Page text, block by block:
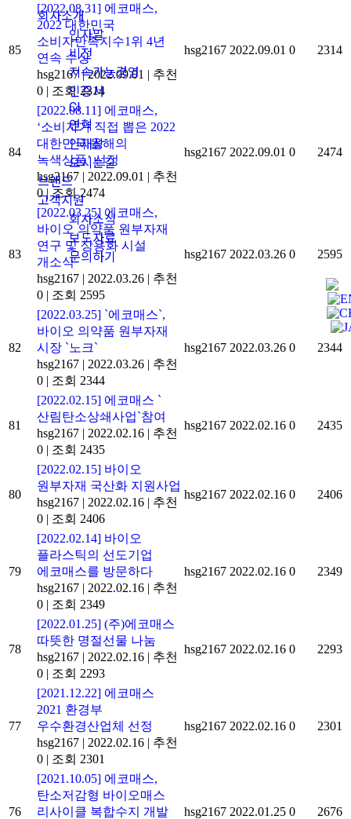
회사소개
인사말
비전
지속가능경영
인증서
CI
연혁
인재상
오시는길
브랜드
고객지원
회사소식
보도자료
문의하기
85
[2022.08.31] 에코매스,
2022 대한민국
소비자만족지수1위 4년
연속 수상
hsg2167 | 2022.09.01 | 추천
0 | 조회 2314
hsg2167 2022.09.01 0 2314
84
[2022.08.11] 에코매스,
‘소비자가 직접 뽑은 2022
대한민국 올해의
녹색상품’ 선정
hsg2167 | 2022.09.01 | 추천
0 | 조회 2474
hsg2167 2022.09.01 0 2474
83
[2022.03.25] 에코매스,
바이오 의약품 원부자재
연구 및 상용화 시설
개소식
hsg2167 | 2022.03.26 | 추천
0 | 조회 2595
hsg2167 2022.03.26 0 2595
82
[2022.03.25] `에코매스`,
바이오 의약품 원부자재
시장 `노크`
hsg2167 | 2022.03.26 | 추천
0 | 조회 2344
hsg2167 2022.03.26 0 2344
81
[2022.02.15] 에코매스 `
산림탄소상쇄사업`참여
hsg2167 | 2022.02.16 | 추천
0 | 조회 2435
hsg2167 2022.02.16 0 2435
80
[2022.02.15] 바이오
원부자재 국산화 지원사업
hsg2167 | 2022.02.16 | 추천
0 | 조회 2406
hsg2167 2022.02.16 0 2406
79
[2022.02.14] 바이오
플라스틱의 선도기업
에코매스를 방문하다
hsg2167 | 2022.02.16 | 추천
0 | 조회 2349
hsg2167 2022.02.16 0 2349
78
[2022.01.25] (주)에코매스
따뜻한 명절선물 나눔
hsg2167 | 2022.02.16 | 추천
0 | 조회 2293
hsg2167 2022.02.16 0 2293
77
[2021.12.22] 에코매스
2021 환경부
우수환경산업체 선정
hsg2167 | 2022.02.16 | 추천
0 | 조회 2301
hsg2167 2022.02.16 0 2301
76
[2021.10.05] 에코매스,
탄소저감형 바이오매스
리사이클 복합수지 개발
hsg2167 2022.01.25 0 2676